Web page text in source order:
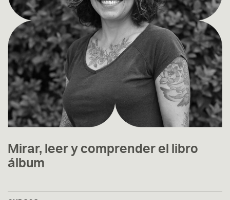
Mirar, leer y comprender el libro
álbum